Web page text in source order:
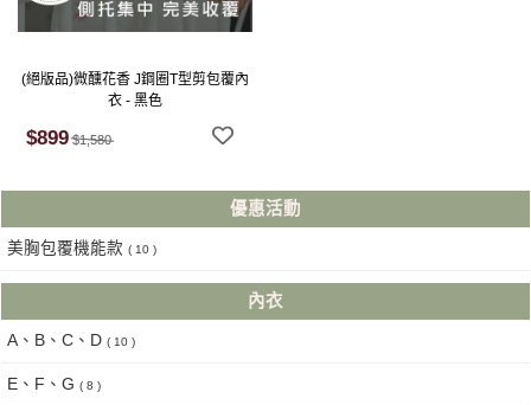
(絕版品)微醺花香 J鋼圈T型剪包覆內
衣 - 黑色
$899 $1,580
優惠活動
美胸包覆機能款 ( 10 )
內衣
A、B、C、D ( 10 )
E、F、G ( 8 )